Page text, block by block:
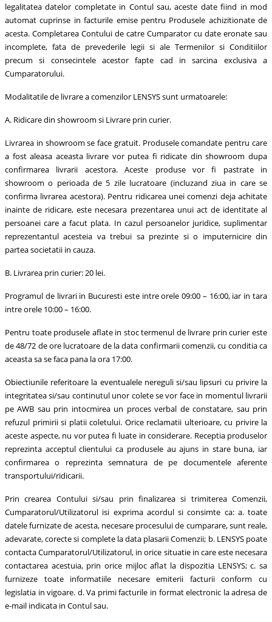
legalitatea datelor completate in Contul sau, aceste date fiind in mod
automat cuprinse in facturile emise pentru Produsele achizitionate de
acesta. Completarea Contului de catre Cumparator cu date eronate sau
incomplete, fata de prevederile legii si ale Termenilor si Conditiilor
precum si consecintele acestor fapte cad in sarcina exclusiva a
Cumparatorului.
Modalitatile de livrare a comenzilor LENSYS sunt urmatoarele:
A. Ridicare din showroom si Livrare prin curier.
Livrarea in showroom se face gratuit. Produsele comandate pentru care
a fost aleasa aceasta livrare vor putea fi ridicate din showroom dupa
confirmarea livrarii acestora. Aceste produse vor fi pastrate in
showroom o perioada de 5 zile lucratoare (incluzand ziua in care se
confirma livrarea acestora). Pentru ridicarea unei comenzi deja achitate
inainte de ridicare, este necesara prezentarea unui act de identitate al
persoanei care a facut plata. In cazul persoanelor juridice, suplimentar
reprezentantul acesteia va trebui sa prezinte si o imputernicire din
partea societatii in cauza.
B. Livrarea prin curier: 20 lei.
Programul de livrari in Bucuresti este intre orele 09:00 – 16:00, iar in tara
intre orele 10:00 – 16:00.
Pentru toate produsele aflate in stoc termenul de livrare prin curier este
de 48/72 de ore lucratoare de la data confirmarii comenzii, cu conditia ca
aceasta sa se faca pana la ora 17:00.
Obiectiunile referitoare la eventualele nereguli si/sau lipsuri cu privire la
integritatea si/sau continutul unor colete se vor face in momentul livrarii
pe AWB sau prin intocmirea un proces verbal de constatare, sau prin
refuzul primirii si platii coletului. Orice reclamatii ulterioare, cu privire la
aceste aspecte, nu vor putea fi luate in considerare. Receptia produselor
reprezinta acceptul clientului ca produsele au ajuns in stare buna, iar
confirmarea o reprezinta semnatura de pe documentele aferente
transportului/ridicarii.
Prin crearea Contului si/sau prin finalizarea si trimiterea Comenzii,
Cumparatorul/Utilizatorul isi exprima acordul si consimte ca: a. toate
datele furnizate de acesta, necesare procesului de cumparare, sunt reale,
adevarate, corecte si complete la data plasarii Comenzii; b. LENSYS poate
contacta Cumparatorul/Utilizatorul, in orice situatie in care este necesara
contactarea acestuia, prin orice mijloc aflat la dispozitia LENSYS; c. sa
furnizeze toate informatiile necesare emiterii facturii conform cu
legislatia in vigoare. d. Va primi facturile in format electronic la adresa de
e-mail indicata in Contul sau.